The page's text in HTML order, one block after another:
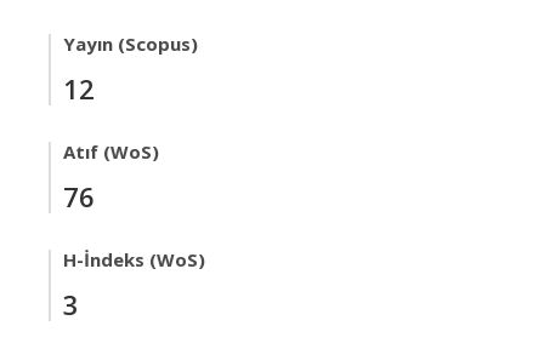
Yayın (Scopus)
12
Atıf (WoS)
76
H-İndeks (WoS)
3